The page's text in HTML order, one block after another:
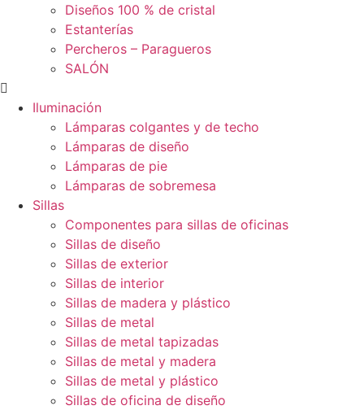
Diseños 100 % de cristal
Estanterías
Percheros – Paragueros
SALÓN
Iluminación
Lámparas colgantes y de techo
Lámparas de diseño
Lámparas de pie
Lámparas de sobremesa
Sillas
Componentes para sillas de oficinas
Sillas de diseño
Sillas de exterior
Sillas de interior
Sillas de madera y plástico
Sillas de metal
Sillas de metal tapizadas
Sillas de metal y madera
Sillas de metal y plástico
Sillas de oficina de diseño